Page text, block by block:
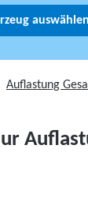
auswählen
Auflastung